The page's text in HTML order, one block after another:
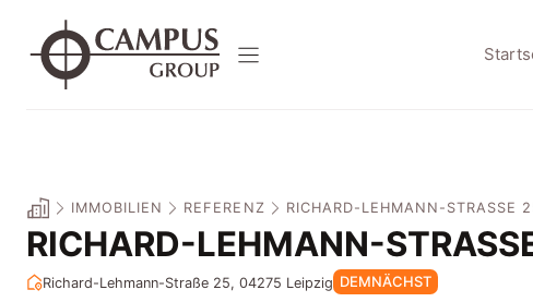
Inhalt
springen
IMMOBILIEN REFERENZ RICHARD-LEHMANN-STRASSE
RICHARD-LEHMANN-STRASSE
Richard-Lehmann-Straße 25, 04275 Leipzig DEMNÄCHST